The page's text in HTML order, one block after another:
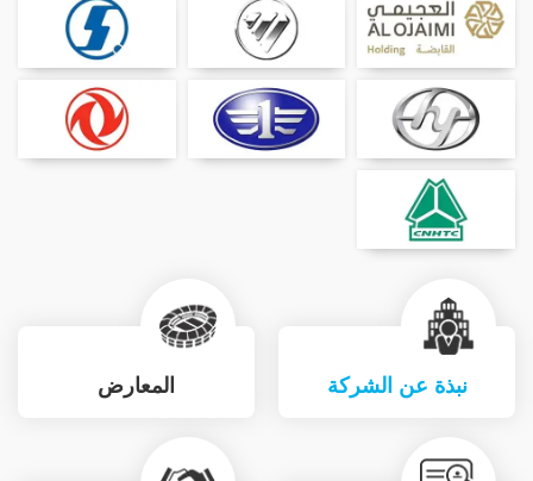
نبذة عن الشركة المعارض